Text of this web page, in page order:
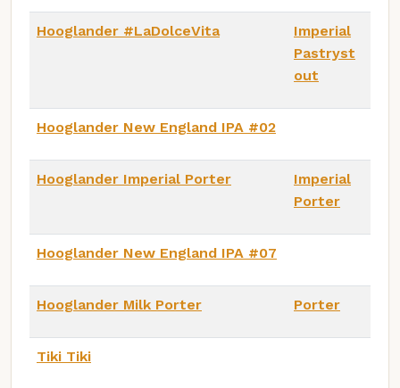
Hooglander #LaDolceVita
Imperial
Pastryst
out
Hooglander New England IPA #02
Hooglander Imperial Porter
Imperial
Porter
Hooglander New England IPA #07
Hooglander Milk Porter Porter
Tiki Tiki